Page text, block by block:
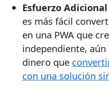
Esfuerzo
es más fácil
en una PWA que
independiente,
dinero que
con una solución